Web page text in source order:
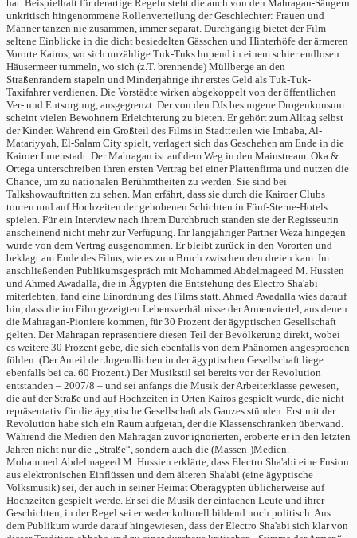
hat. Beispielhaft für derartige Regeln steht die auch von den Mahragan-Sängern
unkritisch hingenommene Rollenverteilung der Geschlechter: Frauen und
Männer tanzen nie zusammen, immer separat. Durchgängig bietet der Film
seltene Einblicke in die dicht besiedelten Gässchen und Hinterhöfe der ärmeren
Vororte Kairos, wo sich unzählige Tuk-Tuks hupend in einem schier endlosen
Häusermeer tummeln, wo sich (z.T. brennende) Müllberge an den
Straßenrändern stapeln und Minderjährige ihr erstes Geld als Tuk-Tuk-
Taxifahrer verdienen. Die Vorstädte wirken abgekoppelt von der öffentlichen
Ver- und Entsorgung, ausgegrenzt. Der von den DJs besungene Drogenkonsum
scheint vielen Bewohnern Erleichterung zu bieten. Er gehört zum Alltag selbst
der Kinder. Während ein Großteil des Films in Stadtteilen wie Imbaba, Al-
Matariyyah, El-Salam City spielt, verlagert sich das Geschehen am Ende in die
Kairoer Innenstadt. Der Mahragan ist auf dem Weg in den Mainstream. Oka &
Ortega unterschreiben ihren ersten Vertrag bei einer Plattenfirma und nutzen die
Chance, um zu nationalen Berühmtheiten zu werden. Sie sind bei
Talkshowauftritten zu sehen. Man erfährt, dass sie durch die Kairoer Clubs
touren und auf Hochzeiten der gehobenen Schichten in Fünf-Sterne-Hotels
spielen. Für ein Interview nach ihrem Durchbruch standen sie der Regisseurin
anscheinend nicht mehr zur Verfügung. Ihr langjähriger Partner Weza hingegen
wurde von dem Vertrag ausgenommen. Er bleibt zurück in den Vororten und
beklagt am Ende des Films, wie es zum Bruch zwischen den dreien kam. Im
anschließenden Publikumsgespräch mit Mohammed Abdelmageed M. Hussien
und Ahmed Awadalla, die in Ägypten die Entstehung des Electro Sha'abi
miterlebten, fand eine Einordnung des Films statt. Ahmed Awadalla wies darauf
hin, dass die im Film gezeigten Lebensverhältnisse der Armenviertel, aus denen
die Mahragan-Pioniere kommen, für 30 Prozent der ägyptischen Gesellschaft
gelten. Der Mahragan repräsentiere diesen Teil der Bevölkerung direkt, wobei
es weitere 30 Prozent gebe, die sich ebenfalls von dem Phänomen angesprochen
fühlen. (Der Anteil der Jugendlichen in der ägyptischen Gesellschaft liege
ebenfalls bei ca. 60 Prozent.) Der Musikstil sei bereits vor der Revolution
entstanden – 2007/8 – und sei anfangs die Musik der Arbeiterklasse gewesen,
die auf der Straße und auf Hochzeiten in Orten Kairos gespielt wurde, die nicht
repräsentativ für die ägyptische Gesellschaft als Ganzes stünden. Erst mit der
Revolution habe sich ein Raum aufgetan, der die Klassenschranken überwand.
Während die Medien den Mahragan zuvor ignorierten, eroberte er in den letzten
Jahren nicht nur die „Straße“, sondern auch die (Massen-)Medien.
Mohammed Abdelmageed M. Hussien erklärte, dass Electro Sha'abi eine Fusion
aus elektronischen Einflüssen und dem älteren Sha'abi (eine ägyptische
Volksmusik) sei, der auch in seiner Heimat Oberägypten üblicherweise auf
Hochzeiten gespielt werde. Er sei die Musik der einfachen Leute und ihrer
Geschichten, in der Regel sei er weder kulturell bildend noch politisch. Aus
dem Publikum wurde darauf hingewiesen, dass der Electro Sha'abi sich klar von